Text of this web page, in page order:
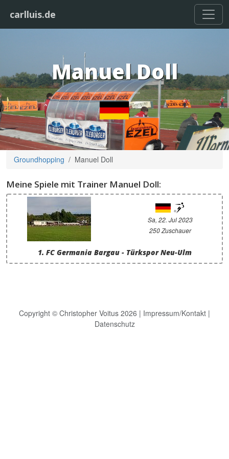
carlluis.de
Manuel Doll
Groundhopping Manuel Doll
Meine Spiele mit Trainer Manuel Doll:
Sa, 22. Jul 2023
250 Zuschauer
1. FC Germania Bargau - Türkspor Neu-Ulm
Copyright © Christopher Voitus 2026 | Impressum/Kontakt |
Datenschutz